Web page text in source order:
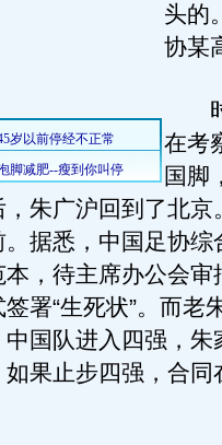
头的
协某
时
在考
国脚
朱广沪回到了北京
据悉，中国足协综
，待主席办公会审
署“生死状”。而老
国队进入四强，朱
果止步四强，合同